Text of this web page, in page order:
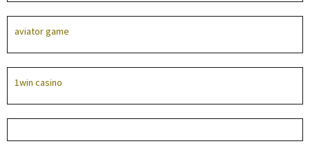
aviator game
1win casino